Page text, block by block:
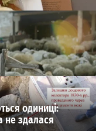
скільки коштує
1
одиниці:
не здалася